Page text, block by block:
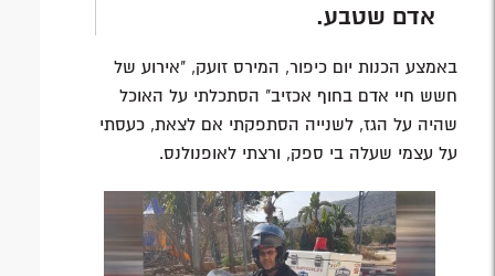
אדם שטבע.
באמצע הכנות יום כיפור, המירס זועק, "אירוע של
חשש חיי אדם בחוף אכזיב" הסתכלתי על האוכל
שהיה על הגז, לשנייה הסתפקתי אם לצאת, כעסתי
על עצמי שעלה בי ספק, ורצתי לאופנולנס.